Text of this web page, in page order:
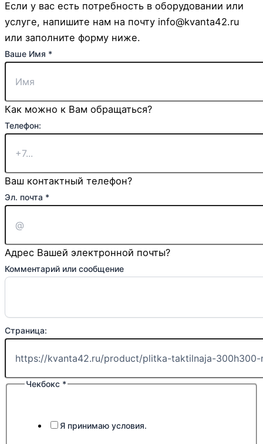
Если у вас есть потребность в оборудовании или
услуге, напишите нам на почту info@kvanta42.ru
или заполните форму ниже.
Ваше Имя *
Как можно к Вам обращаться?
Телефон:
Ваш контактный телефон?
Страница:
Чекбокс
Эл. почта *
Адрес Вашей электронной почты?
Комментарий или сообщение
Страница:
Чекбокс *
Я принимаю условия.